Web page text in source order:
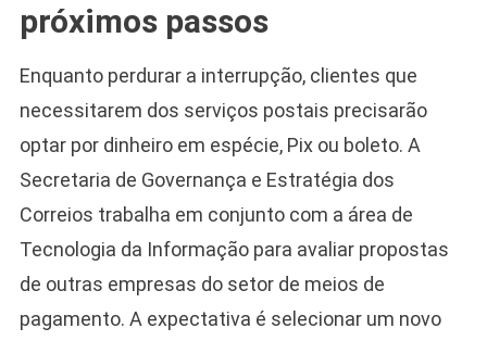
próximos passos
Enquanto perdurar a interrupção, clientes que
necessitarem dos serviços postais precisarão
optar por dinheiro em espécie, Pix ou boleto. A
Secretaria de Governança e Estratégia dos
Correios trabalha em conjunto com a área de
Tecnologia da Informação para avaliar propostas
de outras empresas do setor de meios de
pagamento. A expectativa é selecionar um novo